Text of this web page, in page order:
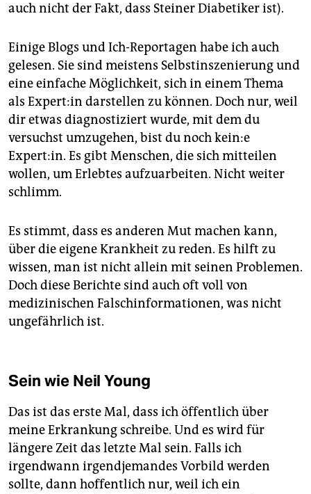
auch nicht der Fakt, dass Steiner Diabetiker ist).
Einige Blogs und Ich-Reportagen habe ich auch
gelesen. Sie sind meistens Selbstinszenierung und
eine einfache Möglichkeit, sich in einem Thema
als Ex­per­t:in darstellen zu können. Doch nur, weil
dir etwas diagnos­tiziert wurde, mit dem du
versuchst umzugehen, bist du noch kei­n:e
Expert:in. Es gibt Menschen, die sich mitteilen
wollen, um Erlebtes aufzuarbeiten. Nicht weiter
schlimm.
Es stimmt, dass es anderen Mut machen kann,
über die eigene Krankheit zu reden. Es hilft zu
wissen, man ist nicht allein mit seinen Problemen.
Doch diese Berichte sind auch oft voll von
medizinischen Falschinformationen, was nicht
ungefährlich ist.
Sein wie Neil Young
Das ist das erste Mal, dass ich öffentlich über
meine Erkrankung schreibe. Und es wird für
längere Zeit das letzte Mal sein. Falls ich
irgendwann irgendjemandes Vorbild werden
sollte, dann hoffentlich nur, weil ich ein